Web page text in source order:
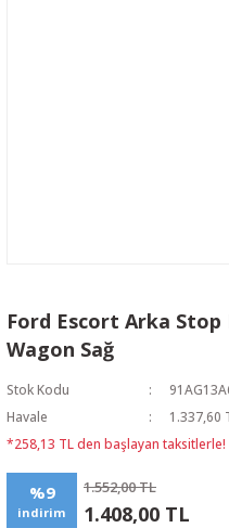
Ford Escort Arka Stop
Wagon Sağ
Stok Kodu
Havale
1.337,60
*258,13 TL den başlayan taksitlerle!
%9
indirim
1.552,00 TL
1.408,00 TL